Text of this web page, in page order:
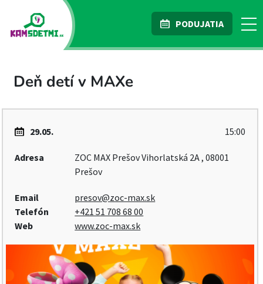
PODUJATIA
Deň detí v MAXe
29.05. 15:00
Adresa
ZOC MAX Prešov Vihorlatská 2A , 08001
Prešov
Email
presov@zoc-max.sk
Telefón
+421 51 708 68 00
Web
www.zoc-max.sk